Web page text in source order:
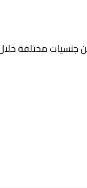
مختلفة خلال